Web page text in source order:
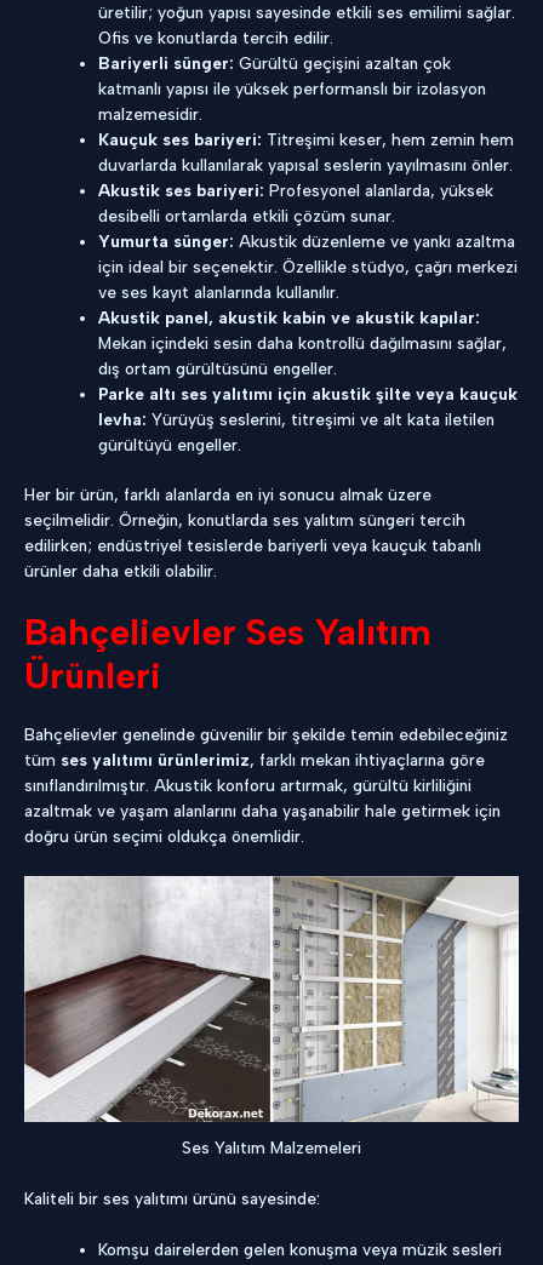
üretilir; yoğun yapısı sayesinde etkili ses emilimi sağlar.
Ofis ve konutlarda tercih edilir.
Bariyerli sünger: Gürültü geçişini azaltan çok
katmanlı yapısı ile yüksek performanslı bir izolasyon
malzemesidir.
Kauçuk ses bariyeri: Titreşimi keser, hem zemin hem
duvarlarda kullanılarak yapısal seslerin yayılmasını önler.
Akustik ses bariyeri: Profesyonel alanlarda, yüksek
desibelli ortamlarda etkili çözüm sunar.
Yumurta sünger: Akustik düzenleme ve yankı azaltma
için ideal bir seçenektir. Özellikle stüdyo, çağrı merkezi
ve ses kayıt alanlarında kullanılır.
Akustik panel, akustik kabin ve akustik kapılar:
Mekan içindeki sesin daha kontrollü dağılmasını sağlar,
dış ortam gürültüsünü engeller.
Parke altı ses yalıtımı için akustik şilte veya kauçuk
levha: Yürüyüş seslerini, titreşimi ve alt kata iletilen
gürültüyü engeller.
Her bir ürün, farklı alanlarda en iyi sonucu almak üzere
seçilmelidir. Örneğin, konutlarda ses yalıtım süngeri tercih
edilirken; endüstriyel tesislerde bariyerli veya kauçuk tabanlı
ürünler daha etkili olabilir.
Bahçelievler Ses Yalıtım
Ürünleri
Bahçelievler genelinde güvenilir bir şekilde temin edebileceğiniz
tüm ses yalıtımı ürünlerimiz, farklı mekan ihtiyaçlarına göre
sınıflandırılmıştır. Akustik konforu artırmak, gürültü kirliliğini
azaltmak ve yaşam alanlarını daha yaşanabilir hale getirmek için
doğru ürün seçimi oldukça önemlidir.
Ses Yalıtım Malzemeleri
Kaliteli bir ses yalıtımı ürünü sayesinde:
Komşu dairelerden gelen konuşma veya müzik sesleri